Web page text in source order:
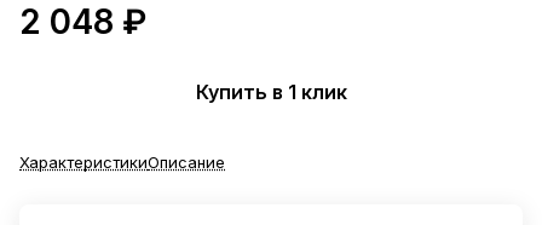
2 048 ₽
Купить в 1 клик
ХарактеристикиОписание